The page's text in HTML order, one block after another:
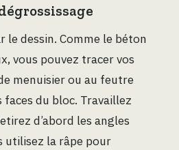
le dessin. Comme le béton
vous pouvez tracer vos
menuisier ou au feutre
du bloc. Travaillez
d’abord les angles
utilisez la râpe pour